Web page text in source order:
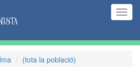
(tota la població)